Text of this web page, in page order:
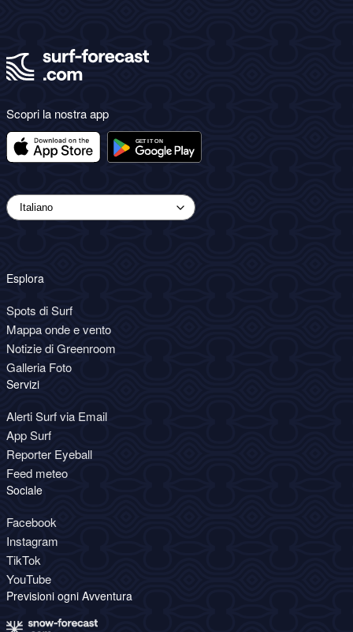
Scopri la nostra app
Esplora
Spots di Surf
Mappa onde e vento
Notizie di Greenroom
Galleria Foto
Servizi
Alerti Surf via Email
App Surf
Reporter Eyeball
Feed meteo
Sociale
Facebook
Instagram
TikTok
YouTube
Previsioni ogni Avventura